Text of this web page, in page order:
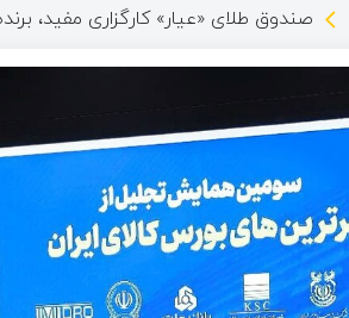
صندوق طلای «عیار» کارگزاری مفید،